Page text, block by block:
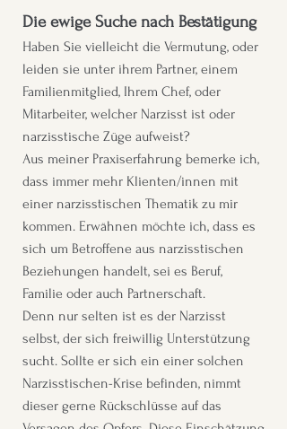
Die ewige Suche nach Bestätigung
Haben Sie vielleicht die Vermutung, oder
leiden sie unter ihrem Partner, einem
Familienmitglied, Ihrem Chef, oder
Mitarbeiter, welcher Narzisst ist oder
narzisstische Züge aufweist?
Aus meiner Praxiserfahrung bemerke ich,
dass immer mehr Klienten/innen mit
einer narzisstischen Thematik zu mir
kommen. Erwähnen möchte ich, dass es
sich um Betroffene aus narzisstischen
Beziehungen handelt, sei es Beruf,
Familie oder auch Partnerschaft.
Denn nur selten ist es der Narzisst
selbst, der sich freiwillig Unterstützung
sucht. Sollte er sich ein einer solchen
Narzisstischen-Krise befinden, nimmt
dieser gerne Rückschlüsse auf das